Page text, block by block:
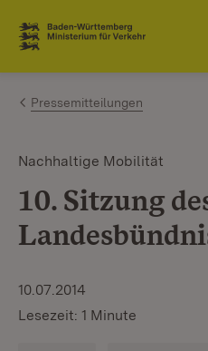
Zum Inhalt springen
Link zur Startseite
Pressemitteilungen
Nachhaltige Mobilität
10. Sitzung
10.07.2014
Lesezeit: 1 Minute